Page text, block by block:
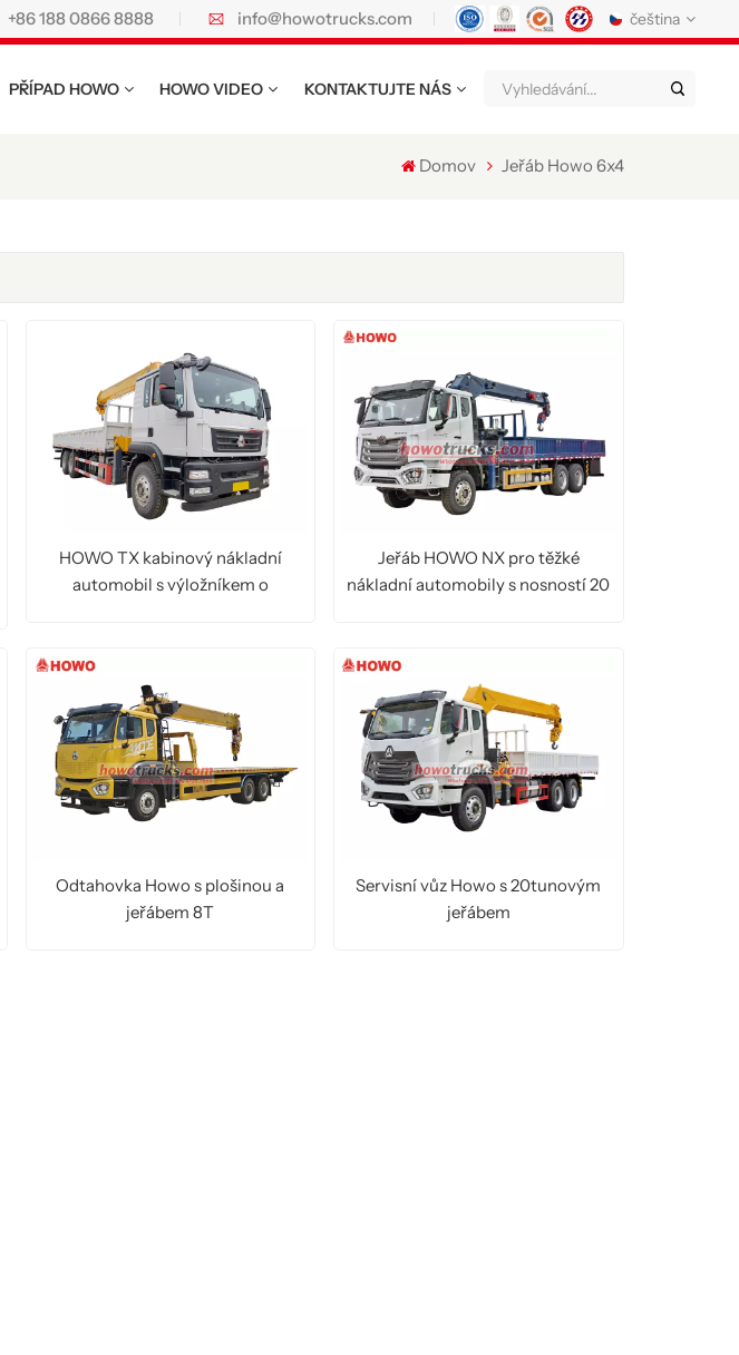
+86 188 0866 8888 info@howotrucks.com čeština
Italiano Español
မြန်မာ Filipino
Türkmenler o'zbek Кыргызча
українська čeština
Română فارسی
PŘÍPAD HOWO HOWO VIDEO KONTAKTUJTE NÁS
Domov Jeřáb Howo 6x4
HOWO TX kabinový nákladní
automobil s výložníkem o
Jeřáb HOWO NX pro těžké
nákladní automobily s nosností 20
Odtahovka Howo s plošinou a
jeřábem 8T
Servisní vůz Howo s 20tunovým
jeřábem